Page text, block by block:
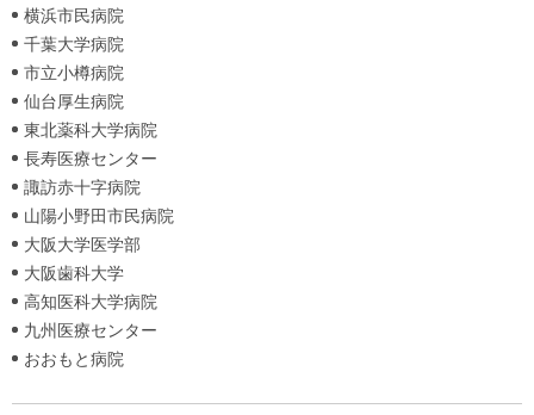
横浜市民病院
千葉大学病院
市立小樽病院
仙台厚生病院
東北薬科大学病院
長寿医療センター
諏訪赤十字病院
山陽小野田市民病院
大阪大学医学部
大阪歯科大学
高知医科大学病院
九州医療センター
おおもと病院